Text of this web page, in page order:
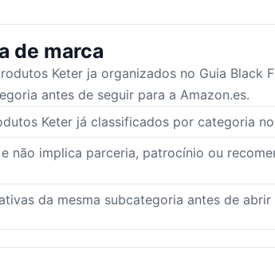
de marca
Keter ja organizados no Guia Black
antes de seguir para a Amazon.es.
Keter já classificados por categoria
não implica parceria, patrocínio ou
da mesma subcategoria antes de abrir